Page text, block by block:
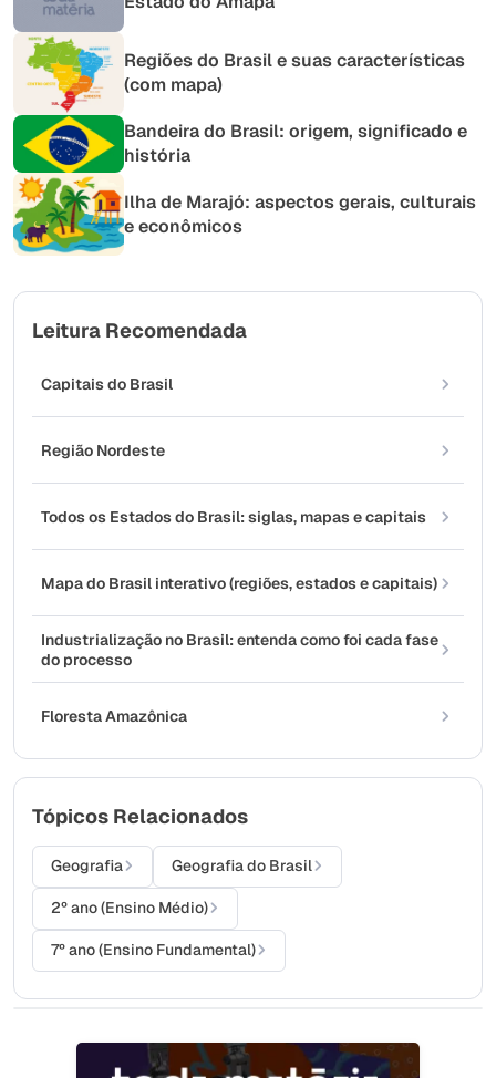
Regiões do Brasil e suas características
(com mapa)
Bandeira do Brasil: origem, significado e
história
Ilha de Marajó: aspectos gerais, culturais
e econômicos
Leitura Recomendada
Capitais do Brasil
Região Nordeste
Todos os Estados do Brasil: siglas, mapas e capitais
Mapa do Brasil interativo (regiões, estados e capitais)
Industrialização no Brasil: entenda como foi cada fase
do processo
Floresta Amazônica
Tópicos Relacionados
Geografia Geografia do Brasil
2º ano (Ensino Médio)
7º ano (Ensino Fundamental)